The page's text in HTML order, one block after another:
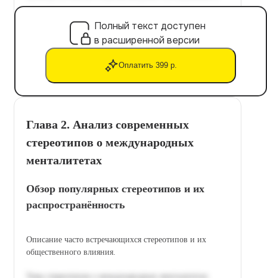
Полный текст доступен
в расширенной версии
Оплатить 399 р.
Глава 2. Анализ современных
стереотипов о международных
менталитетах
Обзор популярных стереотипов и их
распространённость
Описание часто встречающихся стереотипов и их
общественного влияния.